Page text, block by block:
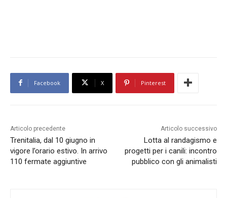
Facebook X Pinterest
Articolo precedente
Trenitalia, dal 10 giugno in
vigore l’orario estivo. In arrivo
110 fermate aggiuntive
Articolo successivo
Lotta al randagismo e
progetti per i canili: incontro
pubblico con gli animalisti